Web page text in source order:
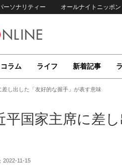
ーソナリティー オールナイトニッポン
コラム ライフ 新着記事
し出した「友好的な握手」が表す意味
国家主席に差
2022-11-15